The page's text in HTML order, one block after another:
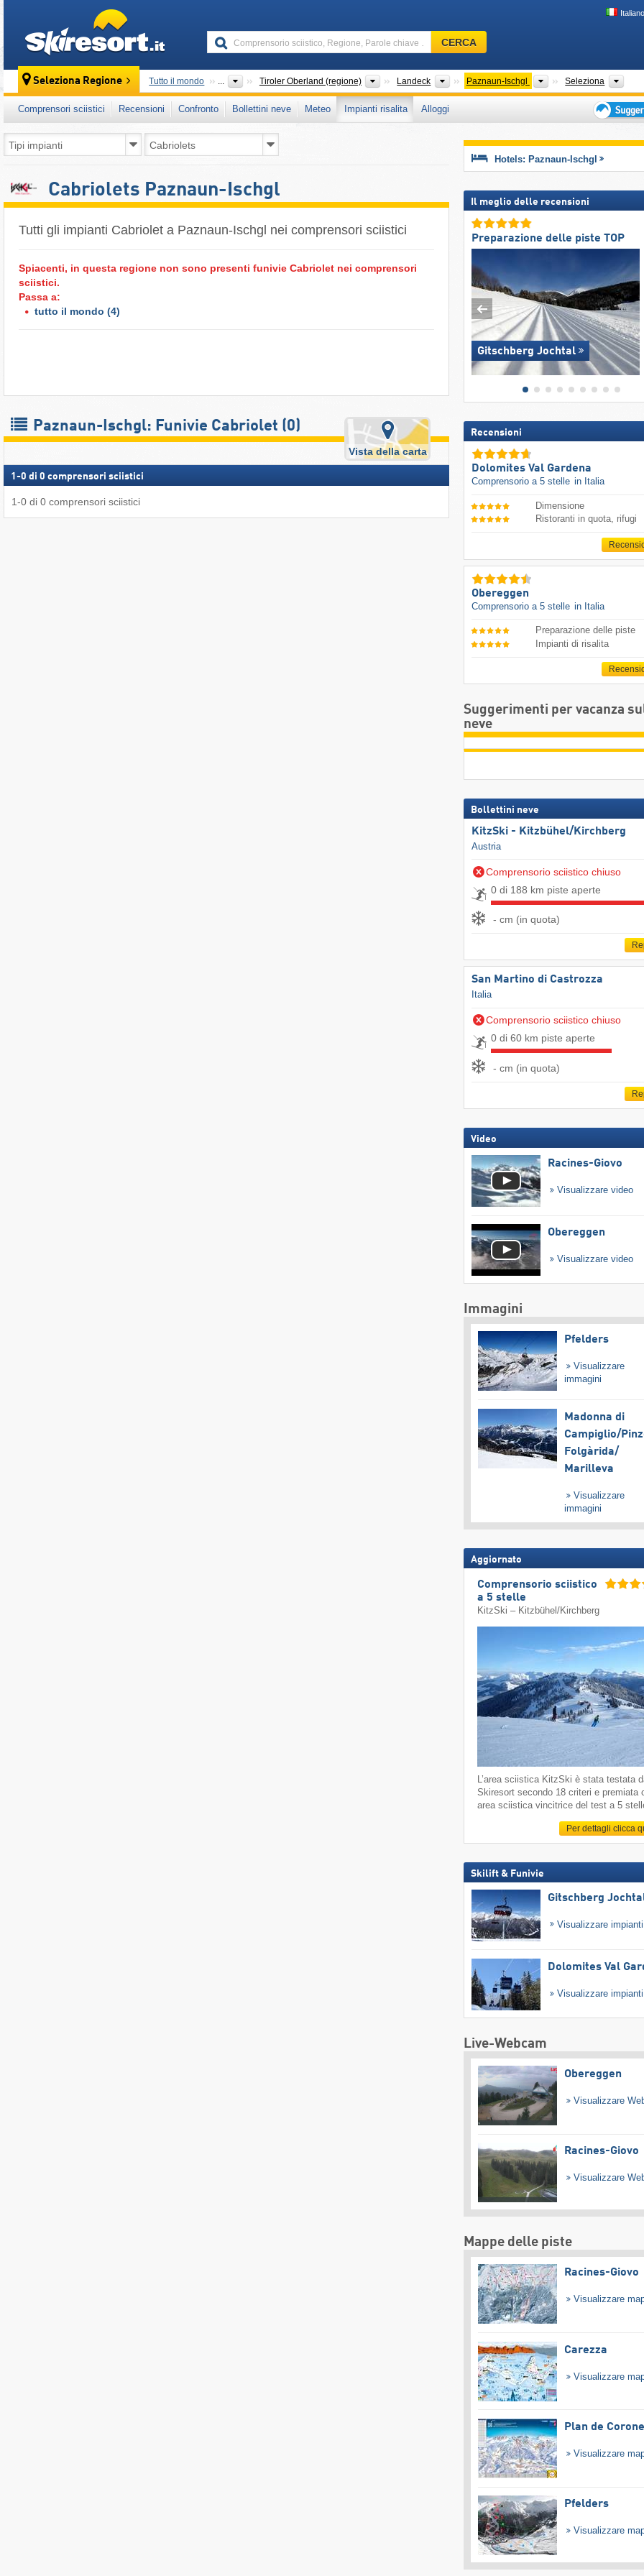
Italiano
Comprensorio
sciistico,
Parole
chiave
…
CERCA
Seleziona Regione Tutto il mondo ... Tiroler Oberland (regione) Grandi regioni
Landeck DistrettiPaznaun-Ischgl Regioni turistiche
Seleziona
Comprensori sciistici Recensioni Confronto Bollettini neve Meteo Impianti risalita
Alloggi
per
vacanza
sciistica
Cabriolets Paznaun-Ischgl
Tutti gli impianti Cabriolet a Paznaun-Ischgl nei comprensori sciistici
Spiacenti, in questa regione non sono presenti funivie Cabriolet nei comprensori
sciistici.
Passa a:
tutto il mondo (4)
Paznaun-Ischgl: Funivie Cabriolet (0)
Vista della carta
1 -0 di 0 comprensori sciistici
1-0 di 0 comprensori sciistici
Hotels: Paznaun-Ischgl
Il meglio delle recensioni
Preparazione delle piste TOP
Gitschberg Jochtal
Recensioni
Dolomites Val Gardena
Comprensorio a 5 stelle in Italia
Dimensione
Ristoranti in quota, rifugi
Obereggen
Comprensorio a 5 stelle in Italia
Preparazione delle piste
Impianti di risalita
Suggerimenti per vacanza
neve
Bollettini neve
KitzSki - Kitzbühel/​Kirchberg
Austria
Comprensorio sciistico chiuso
0 di 188 km piste aperte
- cm (in quota)
San Martino di Castrozza
Italia
Comprensorio sciistico chiuso
0 di 60 km piste aperte
- cm (in quota)
Video
Racines-Giovo
Visualizzare video
Obereggen
Visualizzare video
Immagini
Pfelders
Visualizzare
immagini
Madonna di
Campiglio/​
Folgàrida/​
Marilleva
Visualizzare
immagini
Aggiornato
Comprensorio sciistico
a 5 stelle
KitzSki – Kitzbühel/​Kirchberg
L’area sciistica KitzSki è stata testata
Skiresort secondo 18 criteri e premiata
area sciistica vincitrice del test a 5
Per dettagli clicca
Skilift & Funivie
Gitschberg
Visualizzare
Dolomites Val
Visualizzare
Live-Webcam
Obereggen
Visualizzare
Racines-Giovo
Visualizzare
Mappe delle piste
Racines-Giovo
Visualizzare
Carezza
Visualizzare
Plan de
Visualizzare
Pfelders
Visualizzare